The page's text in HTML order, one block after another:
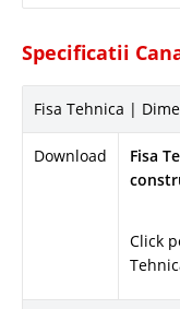
Specificatii
Fisa Tehnica |
Download
Fisa
Click